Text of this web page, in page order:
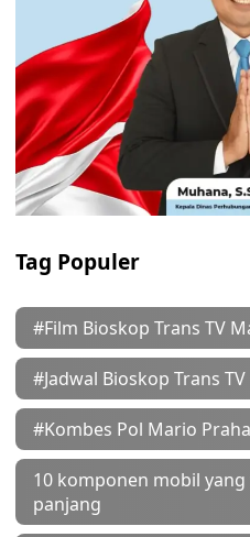
Tag Populer
#Film Bioskop Trans TV
#Jadwal Bioskop Trans TV
#Kombes Pol Mario
10 komponen mobil
panjang